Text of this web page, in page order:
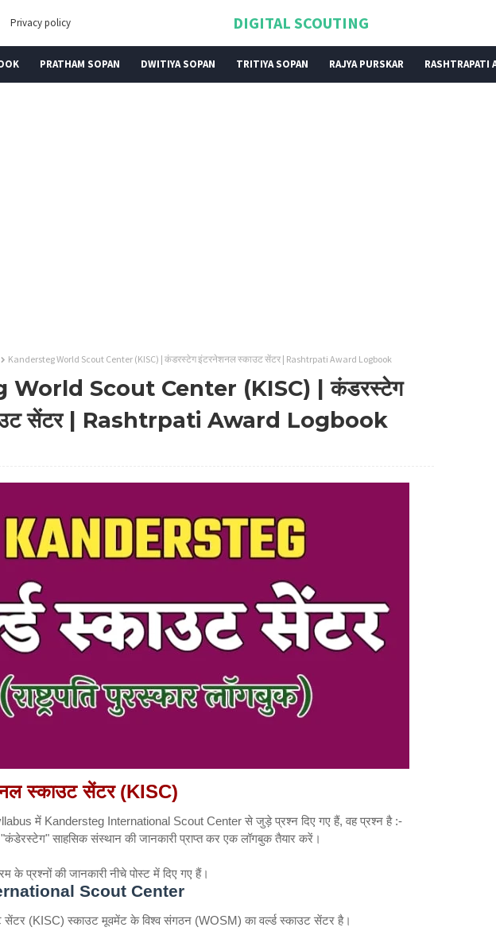
Privacy policy DIGITAL SCOUTING
PRATHAM SOPAN DWITIYA SOPAN TRITIYA SOPAN RAJYA PURSKAR RASHTRAPATI
Kandersteg World Scout Center (KISC) | कंडरस्टेग इंटरनेशनल स्काउट सेंटर | Rashtrpati Award Logbook
World Scout Center (KISC) | कंडरस्टेग
सेंटर | Rashtrpati Award Logbook
स्काउट सेंटर (KISC)
में Kandersteg International Scout Center से जुड़े प्रश्न दिए गए हैं, वह प्रश्न है :-
साहसिक संस्थान की जानकारी प्राप्त कर एक लॉगबुक तैयार करें।
के प्रश्नों की जानकारी नीचे पोस्ट में दिए गए हैं।
Scout Center
सेंटर (KISC) स्काउट मूवमेंट के विश्व संगठन (WOSM) का वर्ल्ड स्काउट सेंटर है।